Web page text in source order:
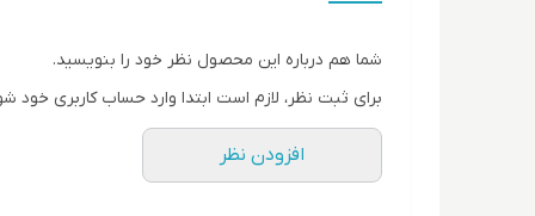
شما هم درباره این محصول نظر خود را بنویسید.
برای ثبت نظر، لازم است ابتدا وارد حساب کاربری خود
افزودن نظر